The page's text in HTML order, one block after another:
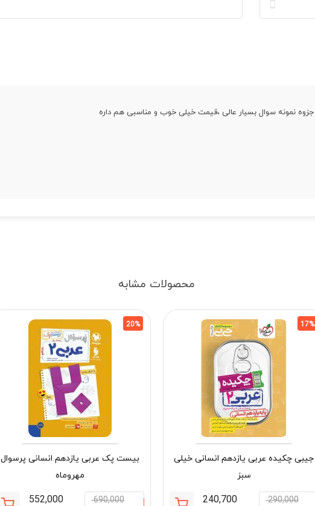
جزوه نمونه سوال بسیار عالی ،قیمت خیلی خوب و مناسبی هم داره
محصولات مشابه
17%
جیبی چکیده عربی یازدهم انسانی خیلی
سبز
290,000
240,700
20%
بیست پک عربی یازدهم انسانی پرسوال
مهروماه
690,000
552,000